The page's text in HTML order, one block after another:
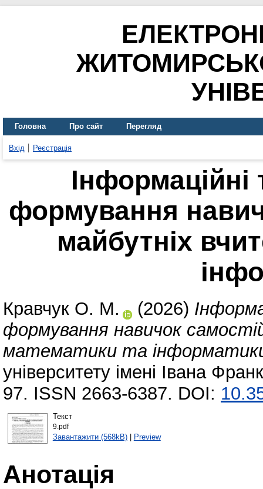
Головна Про сайт Перегляд
Вхід Реєстрація
Інформаційні
формування
майбутніх
Кравчук О. M. (2026)
формування навичок
математики та
університету імені Івана
97. ISSN 2663-6387. DOI:
Текст
9.pdf
Завантажити (568kB)| Preview
Анотація